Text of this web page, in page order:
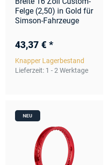
Felge (2,50) in Gold für
Simson-Fahrzeuge
43,37 € *
Knapper Lagerbestand
Lieferzeit: 1 - 2 Werktage
NEU